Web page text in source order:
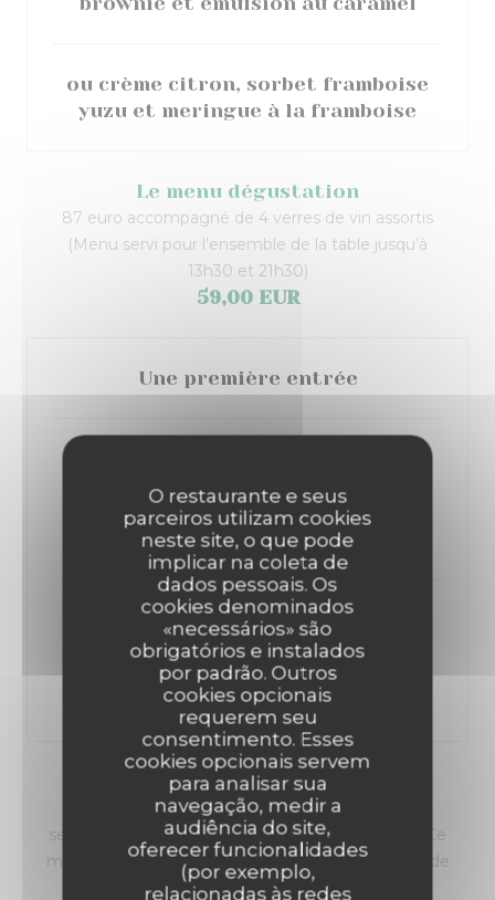
O restaurante e seus
parceiros utilizam cookies
neste site, o que pode
implicar na coleta de
dados pessoais. Os
cookies denominados
«necessários» são
obrigatórios e instalados
por padrão. Outros
cookies opcionais
requerem seu
consentimento. Esses
cookies opcionais servem
para analisar sua
navegação, medir a
audiência do site,
oferecer funcionalidades
(por exemplo,
relacionadas às redes
ou crème citron, sorbet framboise
yuzu et meringue à la framboise
Le menu dégustation
87 euro accompagné de 4 verres de vin assortis
(Menu servi pour l’ensemble de la table jusqu’à
13h30 et 21h30)
59,00 EUR
Une première entrée
Un poisson,
Une viande,
Un dessert,
FORMULE DU MIDI
servit du mercredi au dimanche (hors jour fériés) Ce
menu est donné à titre indicatif, il est succeptible de
changer en fonction du marché